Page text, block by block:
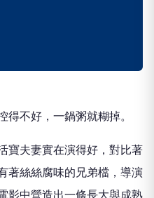
不好，一鍋粥就糊掉。
寶夫妻實在演得好，對比著
著絲絲腐味的兄弟檔，導演
影中營造出一條長大與成熟